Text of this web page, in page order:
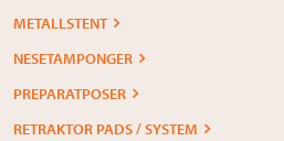
METALLSTENT
NESETAMPONGER
PREPARATPOSER
RETRAKTOR PADS / SYSTEM